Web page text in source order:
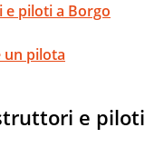
piloti a Borgo
un pilota
e piloti